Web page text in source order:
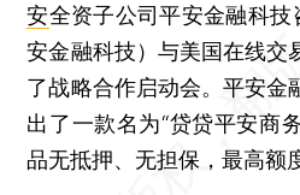
安全资子公司平安金融科
安金融科技）与美国在线交
了战略合作启动会。平安金
出了一款名为“贷贷平安商
品无抵押、无担保，最高额